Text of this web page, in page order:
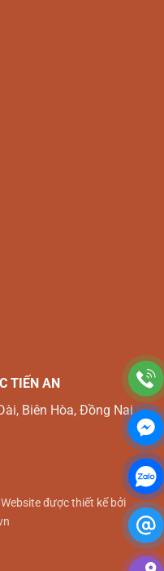
TIẾN AN
Biên Hòa, Đồng Nai
Website được thiết kế bởi